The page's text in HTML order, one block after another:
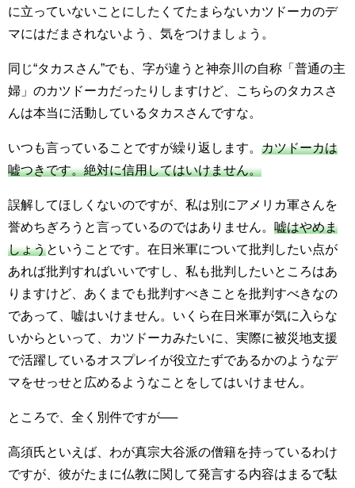
に立っていないことにしたくてたまらないカツドーカのデ
マにはだまされないよう、気をつけましょう。
同じ“タカスさん”でも、字が違うと神奈川の自称「普通の主
婦」のカツドーカだったりしますけど、こちらのタカスさ
んは本当に活動しているタカスさんですな。
いつも言っていることですが繰り返します。 カツドーカは
嘘つきです。絶対に信用してはいけません。
誤解してほしくないのですが、私は別にアメリカ軍さんを
誉めちぎろうと言っているのではありません。 嘘はやめま
しょうということです。在日米軍について批判したい点が
あれば批判すればいいですし、私も批判したいところはあ
りますけど、あくまでも批判すべきことを批判すべきなの
であって、嘘はいけません。いくら在日米軍が気に入らな
いからといって、カツドーカみたいに、実際に被災地支援
で活躍しているオスプレイが役立たずであるかのようなデ
マをせっせと広めるようなことをしてはいけません。
ところで、全く別件ですが──
高須氏といえば、わが真宗大谷派の僧籍を持っているわけ
ですが、彼がたまに仏教に関して発言する内容はまるで駄